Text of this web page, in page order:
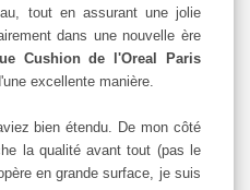
tout en assurant une jolie
dans une nouvelle ère
Cushion de l'Oreal Paris
excellente manière.
bien étendu. De mon côté
la qualité avant tout (pas le
en grande surface, je suis